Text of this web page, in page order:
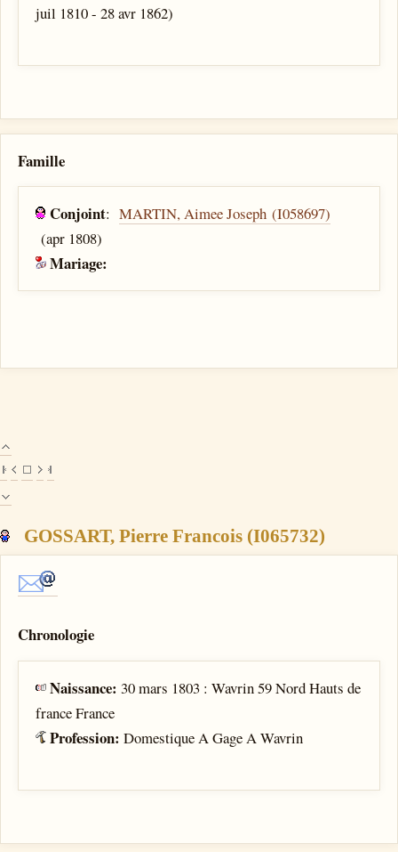
juil 1810 - 28 avr 1862)
Famille
Conjoint:MARTIN, Aimee Joseph (I058697)
(apr 1808)
Mariage:
GOSSART, Pierre Francois (I065732)
Chronologie
Naissance:30 mars 1803 : Wavrin 59 Nord Hauts de
france France
Profession:Domestique A Gage A Wavrin